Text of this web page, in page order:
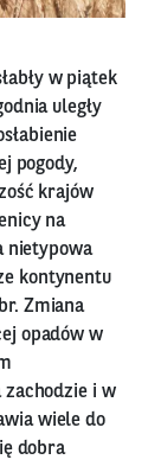
w piątek
uległy
pogody,
krajów
na
nietypowa
kontynentu
Zmiana
opadów w
i w
wiele do
dobra